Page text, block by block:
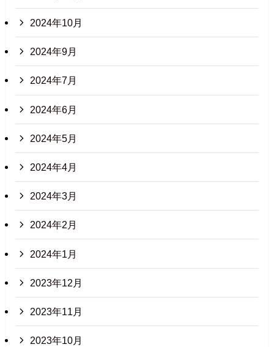
2024年10月
2024年9月
2024年7月
2024年6月
2024年5月
2024年4月
2024年3月
2024年2月
2024年1月
2023年12月
2023年11月
2023年10月